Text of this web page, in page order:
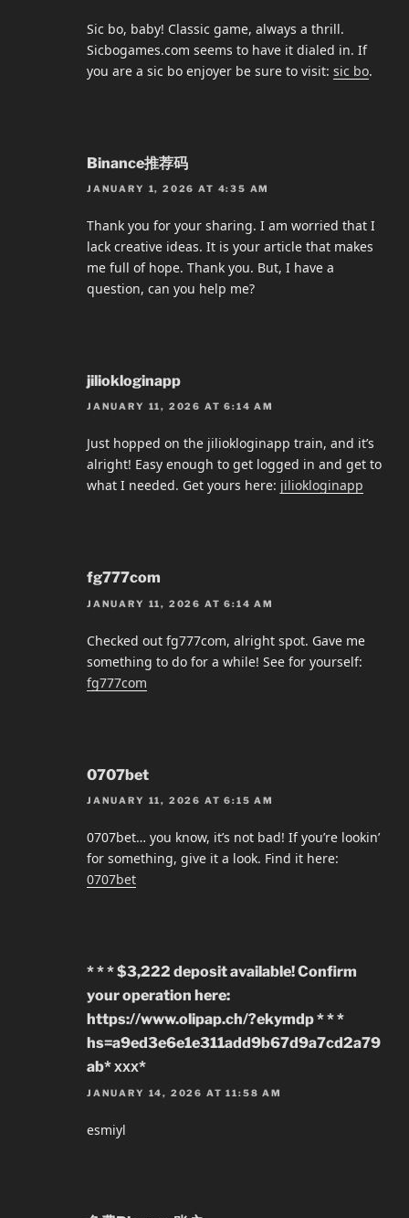
Sic bo, baby! Classic game, always a thrill.
Sicbogames.com seems to have it dialed in. If
you are a sic bo enjoyer be sure to visit: sic bo.
Binance推荐码
JANUARY 1, 2026 AT 4:35 AM
Thank you for your sharing. I am worried that I
lack creative ideas. It is your article that makes
me full of hope. Thank you. But, I have a
question, can you help me?
jiliokloginapp
JANUARY 11, 2026 AT 6:14 AM
Just hopped on the jiliokloginapp train, and it’s
alright! Easy enough to get logged in and get to
what I needed. Get yours here: jiliokloginapp
fg777com
JANUARY 11, 2026 AT 6:14 AM
Checked out fg777com, alright spot. Gave me
something to do for a while! See for yourself:
fg777com
0707bet
JANUARY 11, 2026 AT 6:15 AM
0707bet… you know, it’s not bad! If you’re lookin’
for something, give it a look. Find it here:
0707bet
* * * $3,222 deposit available! Confirm
your operation here:
https://www.olipap.ch/?ekymdp * * *
hs=a9ed3e6e1e311add9b67d9a7cd2a79
ab* ххх*
JANUARY 14, 2026 AT 11:58 AM
esmiyl